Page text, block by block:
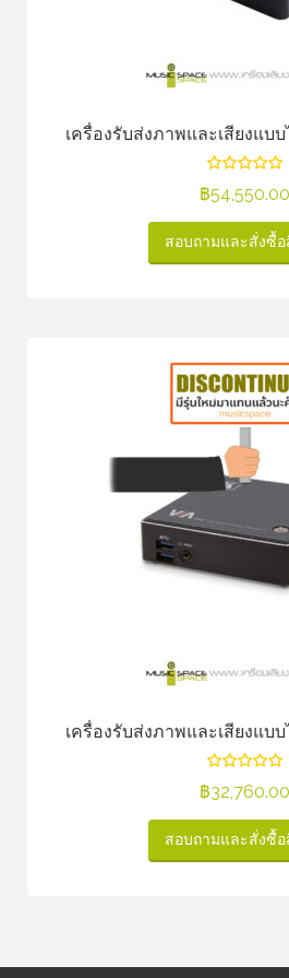
เครื่องรับส่งภาพและเสียงแบบ
฿54,550.00
สอบถามและสั่งซื้
เครื่องรับส่งภาพและเสียงแบบ
฿32,760.00
สอบถามและสั่งซื้